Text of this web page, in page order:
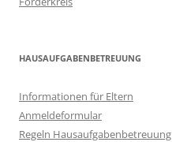
HAUSAUFGABENBETREUUNG
Informationen für Eltern
Anmeldeformular
Regeln Hausaufgabenbetreuung